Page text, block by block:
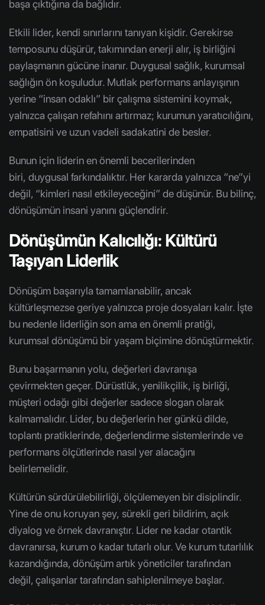
başa çıktığına da bağlıdır.
Etkili lider, kendi sınırlarını tanıyan kişidir. Gerekirse
temposunu düşürür, takımından enerji alır, iş birliğini
paylaşmanın gücüne inanır. Duygusal sağlık, kurumsal
sağlığın ön koşuludur. Mutlak performans anlayışının
yerine “insan odaklı” bir çalışma sistemini koymak,
yalnızca çalışan refahını artırmaz; kurumun yaratıcılığını,
empatisini ve uzun vadeli sadakatini de besler.
Bunun için liderin en önemli becerilerinden
biri, duygusal farkındalıktır. Her kararda yalnızca “ne”yi
değil, “kimleri nasıl etkileyeceğini” de düşünür. Bu bilinç,
dönüşümün insani yanını güçlendirir.
Dönüşümün Kalıcılığı: Kültürü
Taşıyan Liderlik
Dönüşüm başarıyla tamamlanabilir, ancak
kültürleşmezse geriye yalnızca proje dosyaları kalır. İşte
bu nedenle liderliğin son ama en önemli pratiği,
kurumsal dönüşümü bir yaşam biçimine dönüştürmektir.
Bunu başarmanın yolu, değerleri davranışa
çevirmekten geçer. Dürüstlük, yenilikçilik, iş birliği,
müşteri odağı gibi değerler sadece slogan olarak
kalmamalıdır. Lider, bu değerlerin her günkü dilde,
toplantı pratiklerinde, değerlendirme sistemlerinde ve
performans ölçütlerinde nasıl yer alacağını
belirlemelidir.
Kültürün sürdürülebilirliği, ölçülemeyen bir disiplindir.
Yine de onu koruyan şey, sürekli geri bildirim, açık
diyalog ve örnek davranıştır. Lider ne kadar otantik
davranırsa, kurum o kadar tutarlı olur. Ve kurum tutarlılık
kazandığında, dönüşüm artık yöneticiler tarafından
değil, çalışanlar tarafından sahiplenilmeye başlar.